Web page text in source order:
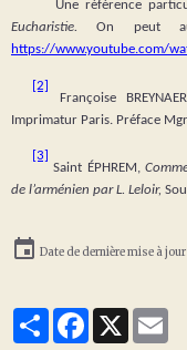
Une référence
Eucharistie. On peut
https://www.youtube.com/
[2]
Françoise
Imprimatur Paris. Préface
[3]
Saint ÉPHREM,
de l’arménien par L. Leloir,
Date de dernière mise à
PartagerFacebook
X